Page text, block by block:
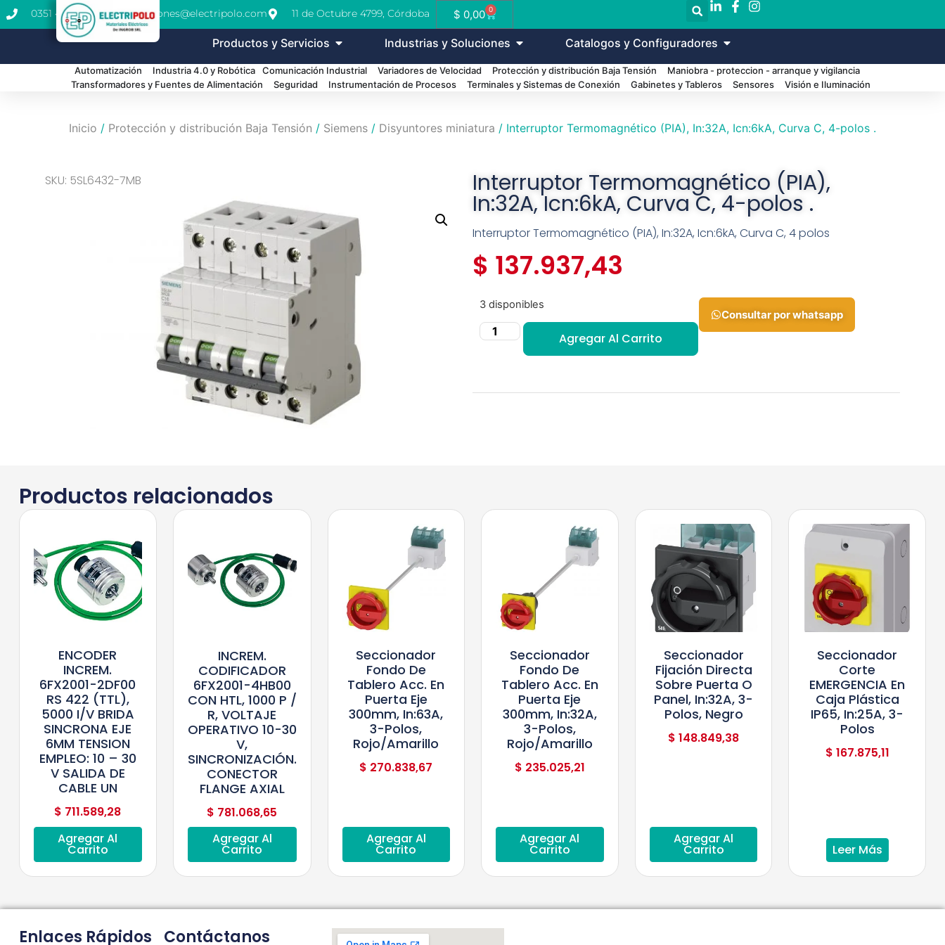
0351 462-1771 cotizaciones@electripolo.com 11 de Octubre 4799, Córdoba $ 0,00 0
Productos y Servicios Industrias y Soluciones Catalogos y Configuradores
Automatización Industria 4.0 y Robótica Comunicación Industrial Variadores de Velocidad Protección y distribución Baja Tensión
Maniobra - proteccion - arranque y vigilancia
Transformadores y Fuentes de Alimentación
Seguridad Instrumentación de Procesos Terminales y Sistemas de Conexión Gabinetes y Tableros Sensores Visión e Iluminación
Inicio / Protección y distribución Baja Tensión / Siemens / Disyuntores miniatura / Interruptor Termomagnético (PIA), In:32A, Icn:6kA, Curva C, 4-polos .
SKU: 5SL6432-7MB Interruptor Termomagnético (PIA),
In:32A, Icn:6kA, Curva C, 4-polos .
Interruptor Termomagnético (PIA), In:32A, Icn:6kA, Curva C, 4 polos
$ 137.937,43
3 disponibles
Agregar Al Carrito
Consultar por whatsapp
Productos relacionados
ENCODER
INCREM.
6FX2001-2DF00
RS 422 (TTL),
5000 I/V BRIDA
SINCRONA EJE
6MM TENSION
EMPLEO: 10 – 30
V SALIDA DE
CABLE UN
$ 711.589,28
Agregar Al
Carrito
INCREM.
CODIFICADOR
6FX2001-4HB00
CON HTL, 1000 P /
R, VOLTAJE
OPERATIVO 10-30
V,
SINCRONIZACIÓN.
CONECTOR
FLANGE AXIAL
$ 781.068,65
Agregar Al
Carrito
Seccionador
Fondo De
Tablero Acc. En
Puerta Eje
300mm, In:63A,
3-Polos,
Rojo/Amarillo
$ 270.838,67
Agregar Al
Carrito
Seccionador
Fondo De
Tablero Acc. En
Puerta Eje
300mm, In:32A,
3-Polos,
Rojo/Amarillo
$ 235.025,21
Agregar Al
Carrito
Seccionador
Fijación Directa
Sobre Puerta O
Panel, In:32A, 3-
Polos, Negro
$ 148.849,38
Agregar Al
Carrito
Seccionador
Corte
EMERGENCIA En
Caja Plástica
IP65, In:25A, 3-
Polos
$ 167.875,11
Leer Más
Enlaces Rápidos Contáctanos